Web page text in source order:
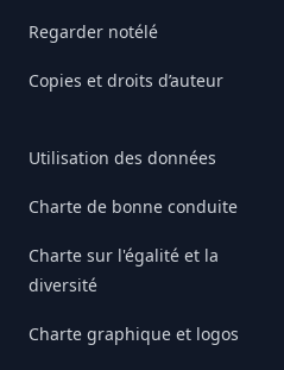
Regarder notélé
Copies et droits d’auteur
Utilisation des données
Charte de bonne conduite
Charte sur l'égalité et la
diversité
Charte graphique et logos